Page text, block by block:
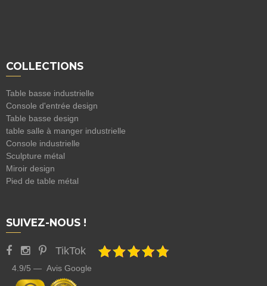
COLLECTIONS
Table basse industrielle
Console d'entrée design
Table basse design
table salle à manger industrielle
Console industrielle
Sculpture métal
Miroir design
Pied de table métal
SUIVEZ-NOUS !
TikTok
4.9/5 — Avis Google